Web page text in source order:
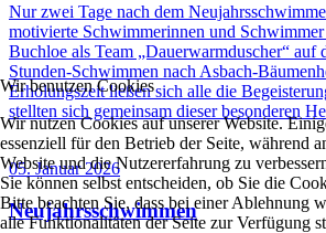
Nur zwei Tage nach dem
motivierte Schwimmerinnen und Schwimmer
Buchloe als Team „Dauerwarmduscher“ auf
Stunden-Schwimmen nach Asbach-
Erholungszeit ließen sich alle die
stellten sich gemeinsam dieser besonderen
05. Januar 2026
Neujahrsschwimmen
Wir benutzen Cookies
Wir nutzen Cookies auf unserer Website.
essenziell für den Betrieb der Seite, während
Website und die Nutzererfahrung zu
Sie können selbst entscheiden, ob Sie die
Bitte beachten Sie, dass bei einer Ablehnung
alle Funktionalitäten der Seite zur Verfügung